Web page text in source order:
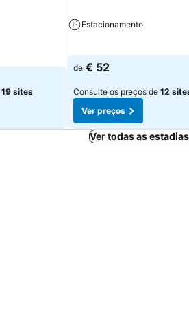
19 sites
Estacionamento
de € 52
Consulte os preços de 12
Ver preços
Ver todas as